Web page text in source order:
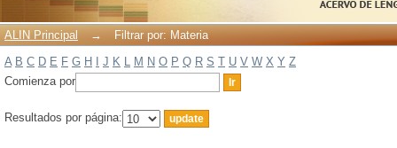
ALIN Principal →
Filtrar por: Materia
A B C D E F G H J K L M N O P Q R S T U V W X Y Z
Comienza por
Resultados por página: